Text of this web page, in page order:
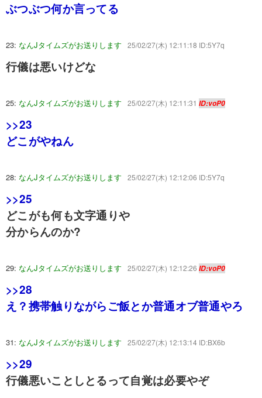
ぶつぶつ何か言ってる
23: なんJタイムズがお送りします 25/02/27(木) 12:11:18 ID:5Y7q
行儀は悪いけどな
25: なんJタイムズがお送りします 25/02/27(木) 12:11:31 ID:voP0
>>23
どこがやねん
28: なんJタイムズがお送りします 25/02/27(木) 12:12:06 ID:5Y7q
>>25
どこがも何も文字通りや
分からんのか?
29: なんJタイムズがお送りします 25/02/27(木) 12:12:26 ID:voP0
>>28
え？携帯触りながらご飯とか普通オブ普通やろ
31: なんJタイムズがお送りします 25/02/27(木) 12:13:14 ID:BX6b
>>29
行儀悪いことしとるって自覚は必要やぞ